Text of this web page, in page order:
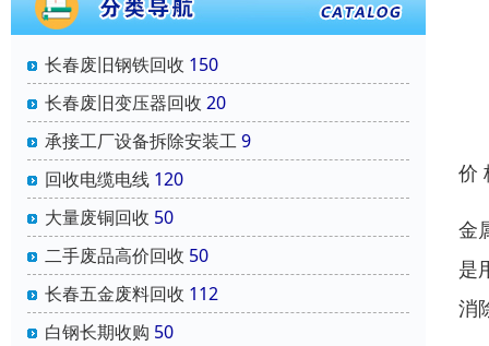
长春废旧钢铁回收 150
长春废旧变压器回收 20
承接工厂设备拆除安装工9
回收电缆电线 120
大量废铜回收 50
二手废品高价回收 50
长春五金废料回收 112
白钢长期收购 50
价
金
是
消